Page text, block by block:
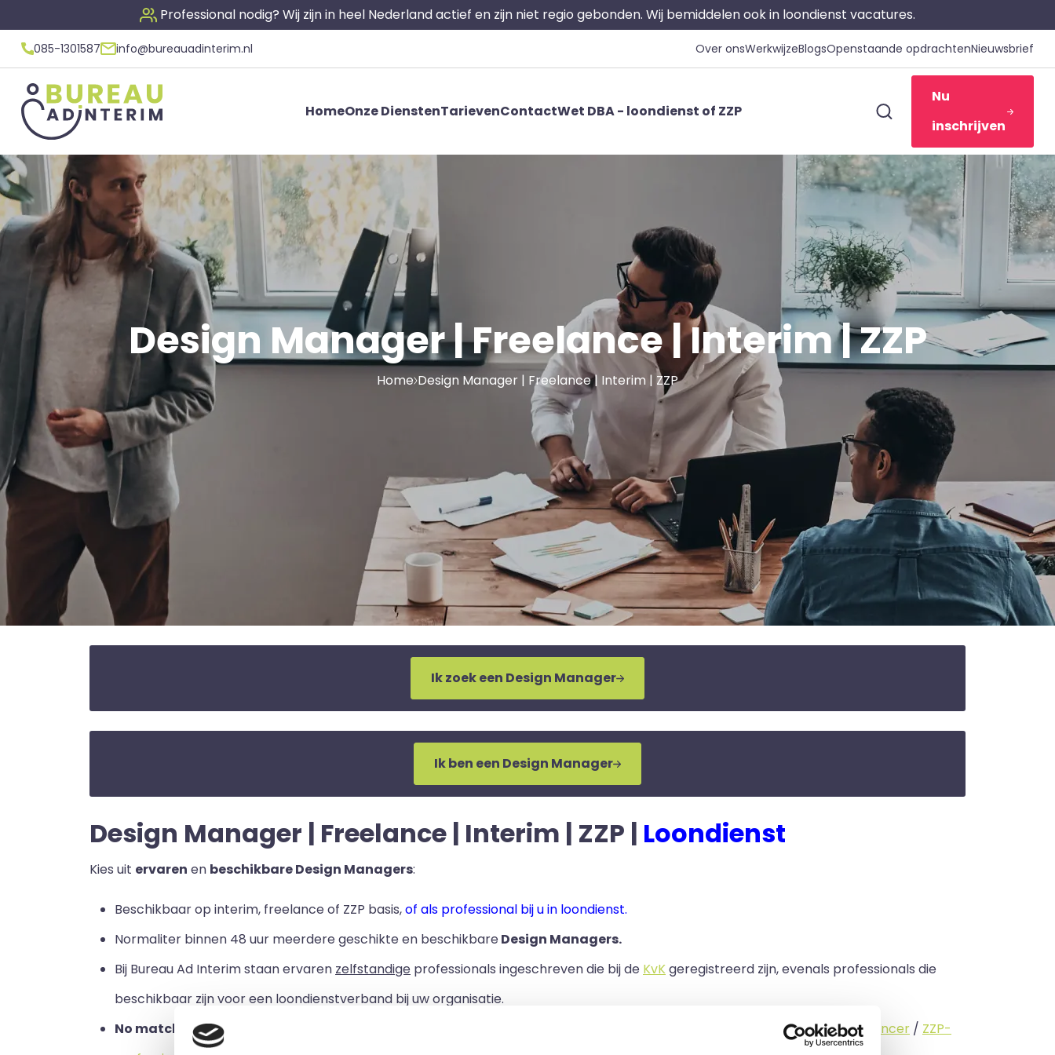
Professional nodig? Wij zijn in heel Nederland actief en zijn niet regio gebonden. Wij bemiddelen ook in loondienst vacatures.
085-1301587 info@bureauadinterim.nl Over onsWerkwijzeBlogsOpenstaande opdrachtenNieuwsbrief
HomeOnze DienstenTarievenContactWet DBA - loondienst of ZZP
Nu
inschrijven
Design Manager | Freelance | Interim | ZZP
Home Design Manager | Freelance | Interim | ZZP
Ik zoek een Design Manager
Ik ben een Design Manager
Design Manager | Freelance | Interim | ZZP | Loondienst
Kies uit ervaren en beschikbare Design Managers:
Beschikbaar op interim, freelance of ZZP basis,of als professional bij u in loondienst.
Normaliter binnen 48 uur meerdere geschikte en beschikbareDesign Managers.
Bij Bureau Ad Interim staan ervaren zelfstandige professionals ingeschreven die bij de KvKgeregistreerd zijn, evenals professionals die
beschikbaar zijn voor een loondienstverband bij uw organisatie.
No match no pay:
interimmer/freelancer / ZZP-